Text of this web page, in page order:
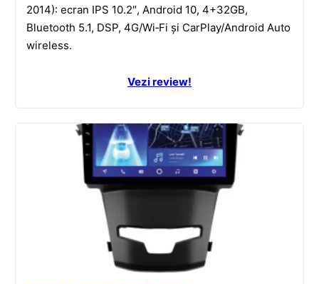
2014): ecran IPS 10.2″, Android 10, 4+32GB,
Bluetooth 5.1, DSP, 4G/Wi‑Fi și CarPlay/Android Auto
wireless.
Vezi review!